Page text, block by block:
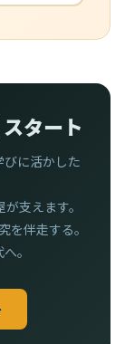
タート
びに活かした
支えます。
を伴走する。
。